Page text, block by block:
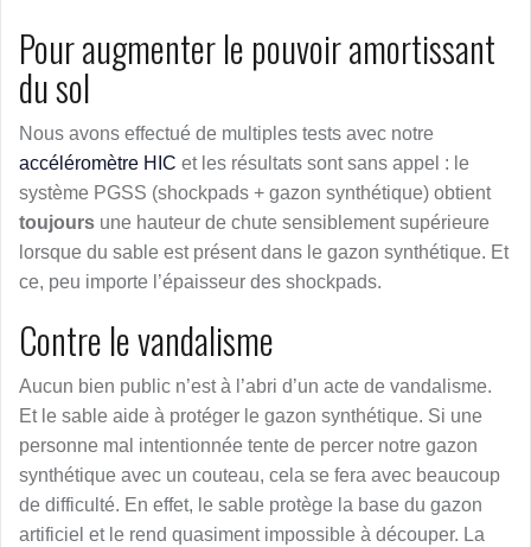
Pour augmenter le pouvoir amortissant
du sol
Nous avons effectué de multiples tests avec notre
accéléromètre HIC et les résultats sont sans appel : le
système PGSS (shockpads + gazon synthétique) obtient
toujours une hauteur de chute sensiblement supérieure
lorsque du sable est présent dans le gazon synthétique. Et
ce, peu importe l’épaisseur des shockpads.
Contre le vandalisme
Aucun bien public n’est à l’abri d’un acte de vandalisme.
Et le sable aide à protéger le gazon synthétique. Si une
personne mal intentionnée tente de percer notre gazon
synthétique avec un couteau, cela se fera avec beaucoup
de difficulté. En effet, le sable protège la base du gazon
artificiel et le rend quasiment impossible à découper. La